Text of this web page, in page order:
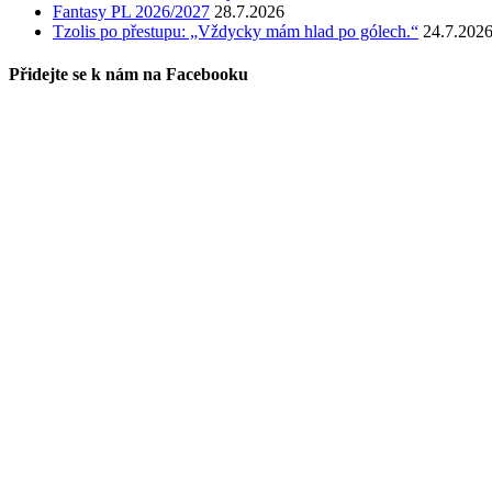
Fantasy PL 2026/2027 28.7.2026
Tzolis po přestupu: „Vždycky mám hlad po gólech.“ 24.7.2026
Přidejte se k nám na Facebooku